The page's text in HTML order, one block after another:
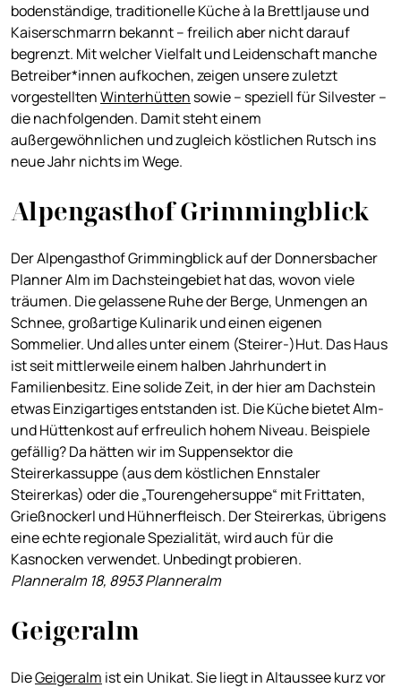
bodenständige, traditionelle Kücheà la Brettljause und
Kaiserschmarrn bekannt – freilich aber nicht darauf
begrenzt. Mit welcher Vielfalt und Leidenschaft manche
Betreiber*innen aufkochen, zeigen unsere zuletzt
vorgestelltenWinterhütten sowie – speziell für Silvester –
die nachfolgenden. Damit steht einem
außergewöhnlichen und zugleich köstlichen Rutsch ins
neue Jahr nichts im Wege.
Alpengasthof Grimmingblick
Der Alpengasthof Grimmingblick auf der Donnersbacher
Planner Alm im Dachsteingebiet hat das, wovon viele
träumen. Die gelassene Ruhe der Berge, Unmengen an
Schnee, großartige Kulinarik und einen eigenen
Sommelier. Und alles unter einem (Steirer-)Hut. Das Haus
ist seit mittlerweile einem halben Jahrhundert in
Familienbesitz. Eine solide Zeit, in der hier am Dachstein
etwas Einzigartiges entstanden ist. Die Küche bietet Alm-
und Hüttenkost auf erfreulich hohem Niveau. Beispiele
gefällig? Da hätten wir im Suppensektor die
Steirerkassuppe (aus dem köstlichen Ennstaler
Steirerkas) oder die „Tourengehersuppe“ mit Frittaten,
Grießnockerl und Hühnerfleisch. Der Steirerkas, übrigens
eine echte regionale Spezialität, wird auch für die
Kasnocken verwendet. Unbedingt probieren.
Planneralm 18, 8953 Planneralm
Geigeralm
DieGeigeralm ist ein Unikat. Sie liegt in Altaussee kurz vor